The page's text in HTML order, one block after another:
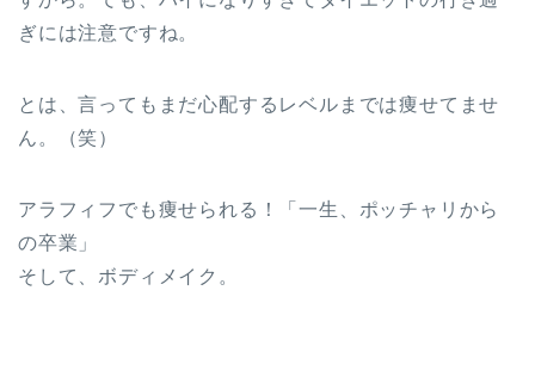
ぎには注意ですね。
とは、言ってもまだ心配するレベルまでは痩せてませ
ん。（笑）
アラフィフでも痩せられる！「一生、ポッチャリから
の卒業」
そして、ボディメイク。